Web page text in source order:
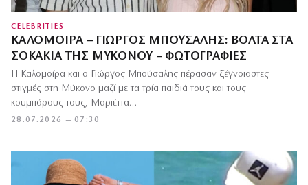
CELEBRITIES
ΚΑΛΟΜΟΊΡΑ – ΓΙΏΡΓΟΣ ΜΠΟΎΣΑΛΗΣ: ΒΌΛΤΑ ΣΤΑ
ΣΟΚΆΚΙΑ ΤΗΣ ΜΥΚΌΝΟΥ – ΦΩΤΟΓΡΑΦΊΕΣ
28.07.2026 — 07:30
Η Καλομοίρα και ο Γιώργος Μπούσαλης πέρασαν ξέγνοιαστες
στιγμές στη Μύκονο μαζί με τα τρία παιδιά τους και τους
κουμπάρους τους, Μαριέττα…